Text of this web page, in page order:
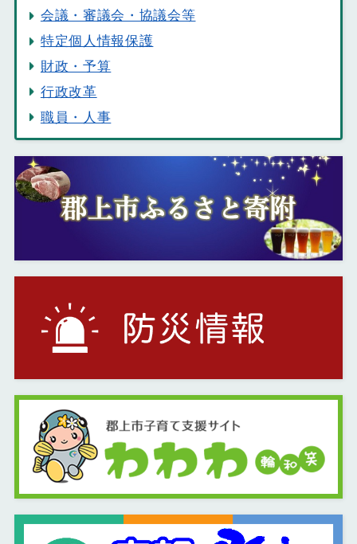
会議・審議会・協議会等
特定個人情報保護
財政・予算
行政改革
職員・人事